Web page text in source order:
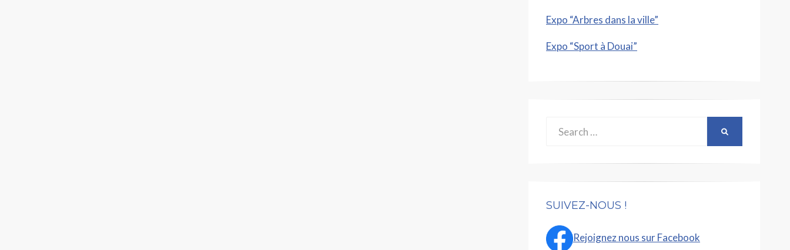
Expo “Arbres dans la ville”
Expo “Sport à Douai”
SUIVEZ-NOUS !
Rejoignez nous sur Facebook